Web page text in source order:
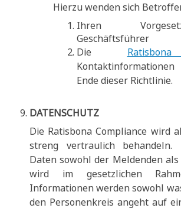
Hierzu wenden sich
Ihren
Geschäftsführer
Die
Ende dieser Richtlinie.
DATENSCHUTZ
Die Ratisbona Compliance wird
streng vertraulich behandeln.
Daten sowohl der Meldenden
wird im gesetzlichen
Informationen werden sowohl
den Personenkreis angeht auf